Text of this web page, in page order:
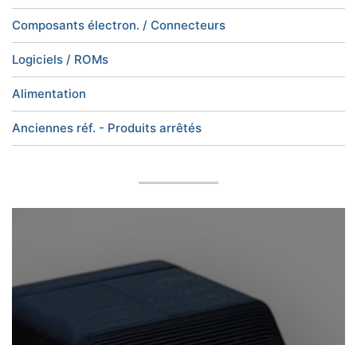
Composants électron. / Connecteurs
Logiciels / ROMs
Alimentation
Anciennes réf. - Produits arrêtés